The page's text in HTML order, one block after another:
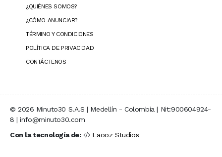
¿QUIÉNES SOMOS?
¿CÓMO ANUNCIAR?
TÉRMINO Y CONDICIONES
POLÍTICA DE PRIVACIDAD
CONTÁCTENOS
© 2026 Minuto30 S.A.S | Medellín - Colombia | Nit:900604924-
8 | info@minuto30.com
Con la tecnología de:
Laooz Studios